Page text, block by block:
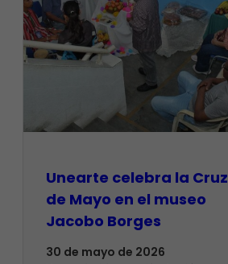
Unearte celebra la Cruz
de Mayo en el museo
Jacobo Borges
30 de mayo de 2026